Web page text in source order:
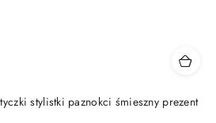
stylistki paznokci śmieszny prezent